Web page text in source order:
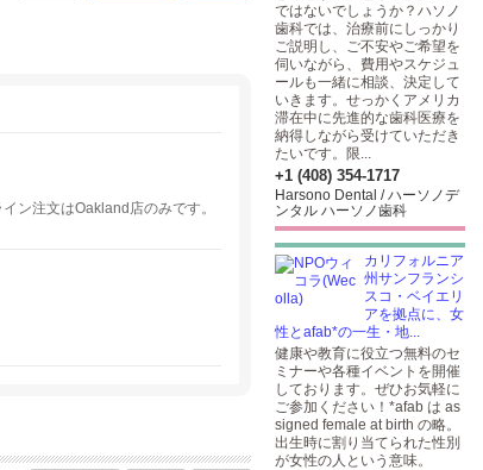
ン注文はOakland店のみです。
ではないでしょうか？ハソノ
歯科では、治療前にしっかり
ご説明し、ご不安やご希望を
伺いながら、費用やスケジュ
ールも一緒に相談、決定して
いきます。せっかくアメリカ
滞在中に先進的な歯科医療を
納得しながら受けていただき
たいです。限...
+1 (408) 354-1717
Harsono Dental / ハーソノデ
ンタル ハーソノ歯科
カリフォルニア
州サンフランシ
スコ・ベイエリ
アを拠点に、女
性とafab*の一生・地...
健康や教育に役立つ無料のセ
ミナーや各種イベントを開催
しております。ぜひお気軽に
ご参加ください！*afab は as
signed female at birth の略。
出生時に割り当てられた性別
が女性の人という意味。